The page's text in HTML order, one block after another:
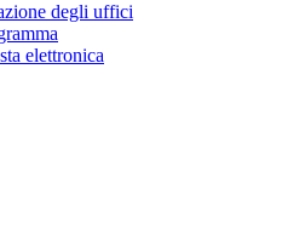
degli uffici
elettronica